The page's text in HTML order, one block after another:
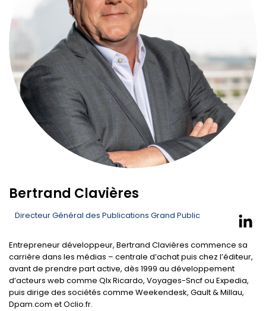
Bertrand Clavières
Directeur Général des Publications Grand Public
Entrepreneur développeur, Bertrand Clavières commence sa
carrière dans les médias – centrale d’achat puis chez l’éditeur,
avant de prendre part active, dès 1999 au développement
d’acteurs web comme Qlx Ricardo, Voyages-Sncf ou Expedia,
puis dirige des sociétés comme Weekendesk, Gault & Millau,
Dpam.com et Oclio.fr.